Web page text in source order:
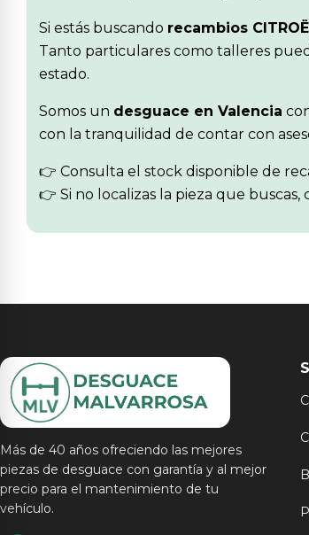
Si estás buscando recambios
Tanto particulares como talleres
estado.
Somos un desguace en Valencia
con la tranquilidad de contar con
👉 Consulta el stock disponible de
👉 Si no localizas la pieza que buscas,
Más de 40 años ofreciendo las mejores
piezas de desguace con garantía y al mejor
precio para el mantenimiento de tu
vehículo.